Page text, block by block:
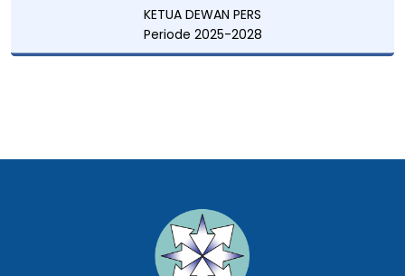
KETUA DEWAN PERS
Periode 2025-2028